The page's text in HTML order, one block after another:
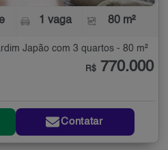
1 vaga 80 m²
Japão com 3 quartos - 80 m²
R$ 770.000
Contatar